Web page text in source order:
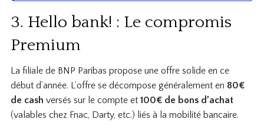
3. Hello bank! : Le compromis
Premium
La filiale de BNP Paribas propose une offre solide en ce
début d’année. L’offre se décompose généralement en 80€
de cash versés sur le compte et 100€ de bons d’achat
(valables chez Fnac, Darty, etc.) liés à la mobilité bancaire.